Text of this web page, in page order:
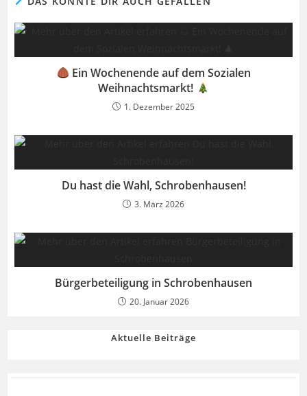
Ein Wochenende auf dem Sozialen
Weihnachtsmarkt!
1. Dezember 2025
Du hast die Wahl, Schrobenhausen!
3. März 2026
Bürgerbeteiligung in Schrobenhausen
20. Januar 2026
Aktuelle Beiträge